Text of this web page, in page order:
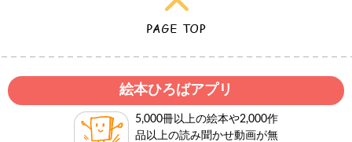
絵本ひろばアプリ
5,000冊以上の絵本や2,000作
品以上の読み聞かせ動画が無